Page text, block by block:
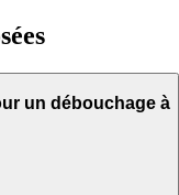
un débouchage à